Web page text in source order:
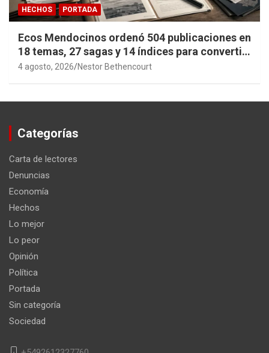
HECHOS PORTADA
Ecos Mendocinos ordenó 504 publicaciones en
18 temas, 27 sagas y 14 índices para convertir
años de investigación en memoria pública
4 agosto, 2026 Nestor Bethencourt
Categorías
Carta de lectores
Denuncias
Economía
Hechos
Lo mejor
Lo peor
Opinión
Política
Portada
Sin categoría
Sociedad